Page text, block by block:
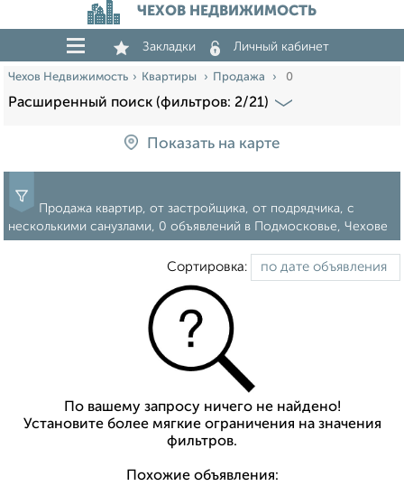
ЧЕХОВ НЕДВИЖИМОСТЬ
Закладки Личный кабинет
Чехов Недвижимость Квартиры Продажа 0
Расширенный поиск (фильтров: 2/21)
Показать на карте
Продажа квартир, от застройщика, от подрядчика, с
несколькими санузлами, 0 объявлений в Подмосковье, Чехове
Сортировка:
По вашему запросу ничего не найдено!
Установите более мягкие ограничения на значения
фильтров.
Похожие объявления: